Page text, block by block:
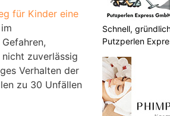
für Kinder eine
zuverlässig
Verhalten der
zu 30 Unfällen
Schnell,
Putzperlen